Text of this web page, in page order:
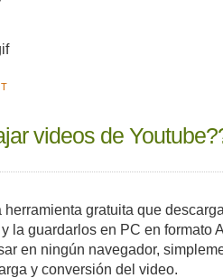
videos de
herramienta gratuita que
la guardarlos en PC en formato
en ningún navegador,
y conversión del video.